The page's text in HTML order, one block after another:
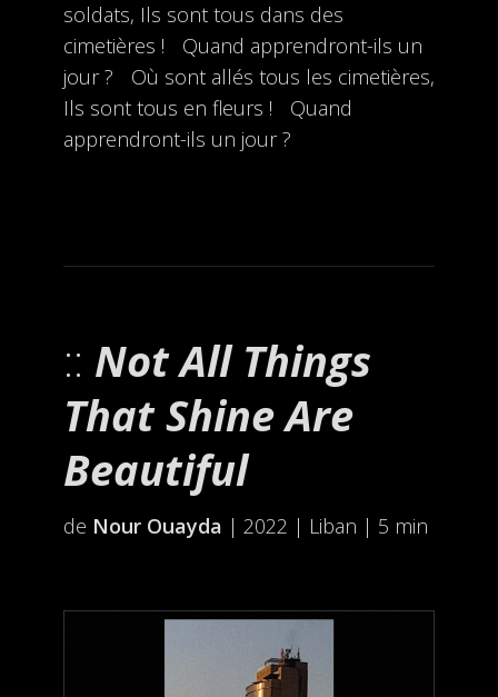
soldats, Ils sont tous dans des
cimetières ! Quand apprendront-ils un
jour ? Où sont allés tous les cimetières,
Ils sont tous en fleurs ! Quand
apprendront-ils un jour ?
Not All Things
That Shine Are
Beautiful
de Nour Ouayda | 2022 | Liban | 5 min